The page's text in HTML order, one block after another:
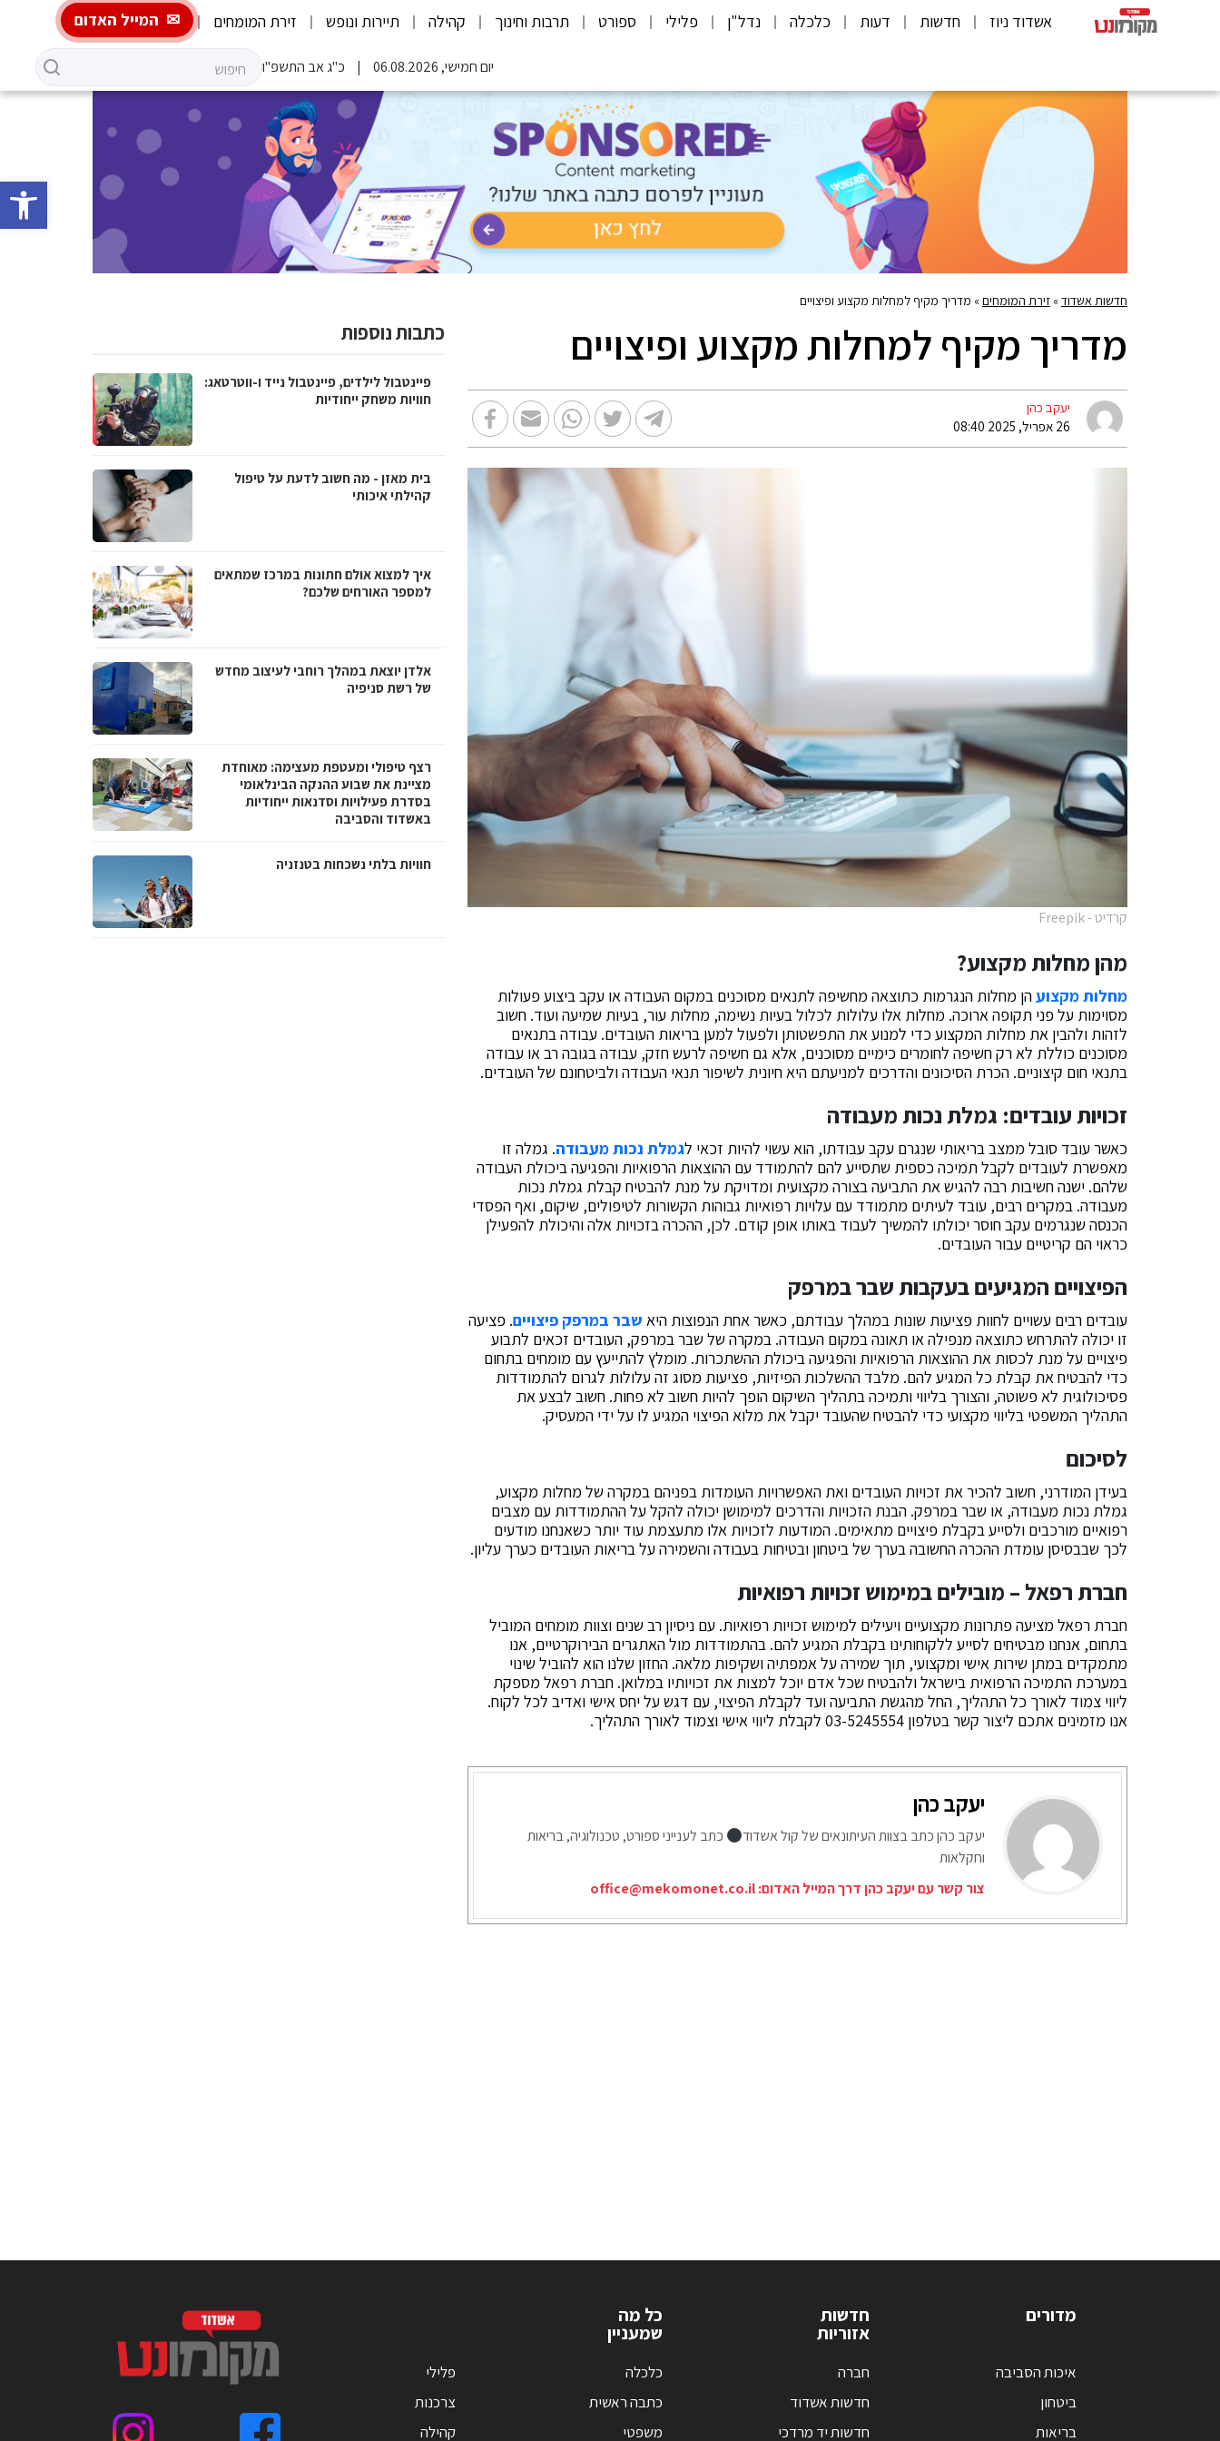
פתח
אשדוד ניוז חדשות דעות כלכלה נדל"ן פלילי ספורט תרבות וחינוך קהילה תיירות ונופש זירת המומחים המייל האדום
יום חמישי, 06.08.2026 כ"ג אב התשפ"ו
חדשות אשדוד» זירת המומחים» מדריך מקיף למחלות מקצוע ופיצויים
מדריך מקיף למחלות מקצוע ופיצויים
יעקב כהן
26 אפריל, 2025 08:40
קרדיט - Freepik
מהן מחלות מקצוע?
מחלות מקצועהן מחלות הנגרמות כתוצאה מחשיפה לתנאים מסוכנים במקום העבודה או עקב ביצוע פעולות
מסוימות על פני תקופה ארוכה. מחלות אלו עלולות לכלול בעיות נשימה, מחלות עור, בעיות שמיעה ועוד. חשוב
לזהות ולהבין את מחלות המקצוע כדי למנוע את התפשטותן ולפעול למען בריאות העובדים. עבודה בתנאים
מסוכנים כוללת לא רק חשיפה לחומרים כימיים מסוכנים, אלא גם חשיפה לרעש חזק, עבודה בגובה רב או עבודה
בתנאי חום קיצוניים. הכרת הסיכונים והדרכים למניעתם היא חיונית לשיפור תנאי העבודה ולביטחונם של העובדים.
זכויות עובדים: גמלת נכות מעבודה
כאשר עובד סובל ממצב בריאותי שנגרם עקב עבודתו, הוא עשוי להיות זכאי לגמלת נכות מעבודה. גמלה זו
מאפשרת לעובדים לקבל תמיכה כספית שתסייע להם להתמודד עם ההוצאות הרפואיות והפגיעה ביכולת העבודה
שלהם. ישנה חשיבות רבה להגיש את התביעה בצורה מקצועית ומדויקת על מנת להבטיח קבלת גמלת נכות
מעבודה. במקרים רבים, עובד לעיתים מתמודד עם עלויות רפואיות גבוהות הקשורות לטיפולים, שיקום, ואף הפסדי
הכנסה שנגרמים עקב חוסר יכולתו להמשיך לעבוד באותו אופן קודם. לכן, ההכרה בזכויות אלה והיכולת להפעילן
כראוי הם קריטיים עבור העובדים.
הפיצויים המגיעים בעקבות שבר במרפק
עובדים רבים עשויים לחוות פציעות שונות במהלך עבודתם, כאשר אחת הנפוצות היא שבר במרפק פיצויים. פציעה
זו יכולה להתרחש כתוצאה מנפילה או תאונה במקום העבודה. במקרה של שבר במרפק, העובדים זכאים לתבוע
פיצויים על מנת לכסות את ההוצאות הרפואיות והפגיעה ביכולת ההשתכרות. מומלץ להתייעץ עם מומחים בתחום
כדי להבטיח את קבלת כל המגיע להם. מלבד ההשלכות הפיזיות, פציעות מסוג זה עלולות לגרום להתמודדות
פסיכולוגית לא פשוטה, והצורך בליווי ותמיכה בתהליך השיקום הופך להיות חשוב לא פחות. חשוב לבצע את
התהליך המשפטי בליווי מקצועי כדי להבטיח שהעובד יקבל את מלוא הפיצוי המגיע לו על ידי המעסיק.
לסיכום
בעידן המודרני, חשוב להכיר את זכויות העובדים ואת האפשרויות העומדות בפניהם במקרה של מחלות מקצוע,
גמלת נכות מעבודה, או שבר במרפק. הבנת הזכויות והדרכים למימושן יכולה להקל על ההתמודדות עם מצבים
רפואיים מורכבים ולסייע בקבלת פיצויים מתאימים. המודעות לזכויות אלו מתעצמת עוד יותר כשאנחנו מודעים
לכך שבבסיסן עומדת ההכרה החשובה בערך של ביטחון ובטיחות בעבודה והשמירה על בריאות העובדים כערך עליון.
חברת רפאל – מובילים במימוש זכויות רפואיות
חברת רפאל מציעה פתרונות מקצועיים ויעילים למימוש זכויות רפואיות. עם ניסיון רב שנים וצוות מומחים המוביל
בתחום, אנחנו מבטיחים לסייע ללקוחותינו בקבלת המגיע להם. בהתמודדות מול האתגרים הבירוקרטיים, אנו
מתמקדים במתן שירות אישי ומקצועי, תוך שמירה על אמפתיה ושקיפות מלאה. החזון שלנו הוא להוביל שינוי
במערכת התמיכה הרפואית בישראל ולהבטיח שכל אדם יוכל למצות את זכויותיו במלואן. חברת רפאל מספקת
ליווי צמוד לאורך כל התהליך, החל מהגשת התביעה ועד לקבלת הפיצוי, עם דגש על יחס אישי ואדיב לכל לקוח.
אנו מזמינים אתכם ליצור קשר בטלפון 03-5245554 לקבלת ליווי אישי וצמוד לאורך התהליך.
יעקב כהן
יעקב כהן כתב בצוות העיתונאים של קול אשדוד
כתב לענייני ספורט, טכנולוגיה, בריאות
וחקלאות
צור קשר עם יעקב כהן דרך המייל האדום:office@mekomonet.co.il
כתבות נוספות
פיינטבול לילדים, פיינטבול נייד ו-ווטרטאג:
חוויות משחק ייחודיות
בית מאזן - מה חשוב לדעת על טיפול
קהילתי איכותי
איך למצוא אולם חתונות במרכז שמתאים
למספר האורחים שלכם?
אלדן יוצאת במהלך רוחבי לעיצוב מחדש
של רשת סניפיה
רצף טיפולי ומעטפת מעצימה: מאוחדת
מציינת את שבוע ההנקה הבינלאומי
בסדרת פעילויות וסדנאות ייחודיות
באשדוד והסביבה
חוויות בלתי נשכחות בטנזניה
מדורים
איכות הסביבה
ביטחון
בריאות
חדשות
אזוריות
חברה
חדשות אשדוד
חדשות יד מרדכי
כל מה
שמעניין
כלכלה
כתבה ראשית
משפטי
פלילי
צרכנות
קהילה